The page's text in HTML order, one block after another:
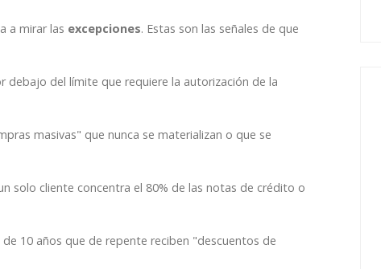
a mirar las excepciones. Estas son las señales de que
debajo del límite que requiere la autorización de la
masivas" que nunca se materializan o que se
solo cliente concentra el 80% de las notas de crédito o
de 10 años que de repente reciben "descuentos de